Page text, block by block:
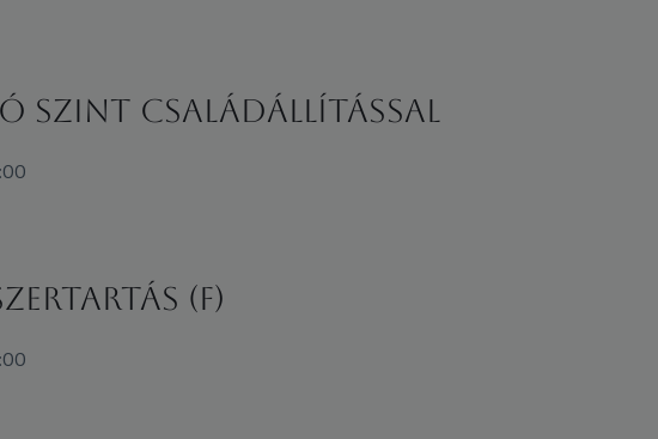
SzInT Családállítással
(F)